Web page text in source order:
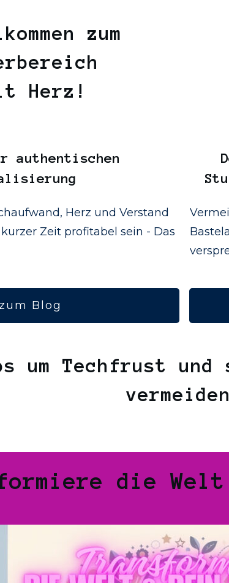
zum
Herz!
authentischen
Herz und Verstand
Zeit profitabel sein - Das
Blog
um Techfrust
die